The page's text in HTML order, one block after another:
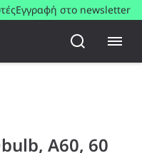
Εγγραφή στο newsletter
A60, 60